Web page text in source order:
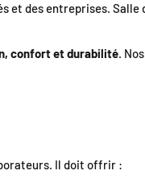
des entreprises. Salle
confort et durabilité.
Il doit offrir :